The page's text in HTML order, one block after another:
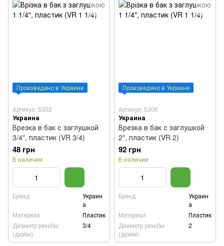
Произведено в Украине
Артикул: 5302
Украина
Врезка в бак с заглушкой
3/4", пластик (VR 3/4)
48 грн
В наличии
Бренд
Украин
а
Материал
Пластик
Диаметр резьбы
(дюйм)
3/4
Произведено в Украине
Артикул: 5306
Украина
Врезка в бак с заглушкой
2", пластик (VR 2)
92 грн
В наличии
Бренд
Украин
а
Материал
Пластик
Диаметр резьбы
(дюйм)
2